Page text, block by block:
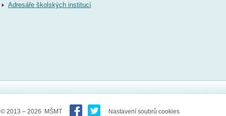
Adresáře školských institucí
© 2013 – 2026 MŠMT Nastavení soubrů cookies